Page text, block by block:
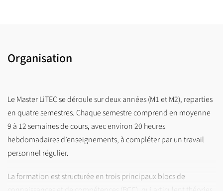
Organisation
Le Master LiTEC se déroule sur deux années (M1 et M2), reparties
en quatre semestres. Chaque semestre comprend en moyenne
9 à 12 semaines de cours, avec environ 20 heures
hebdomadaires d’enseignements, à compléter par un travail
personnel régulier.
La formation est structurée en trois principaux blocs de